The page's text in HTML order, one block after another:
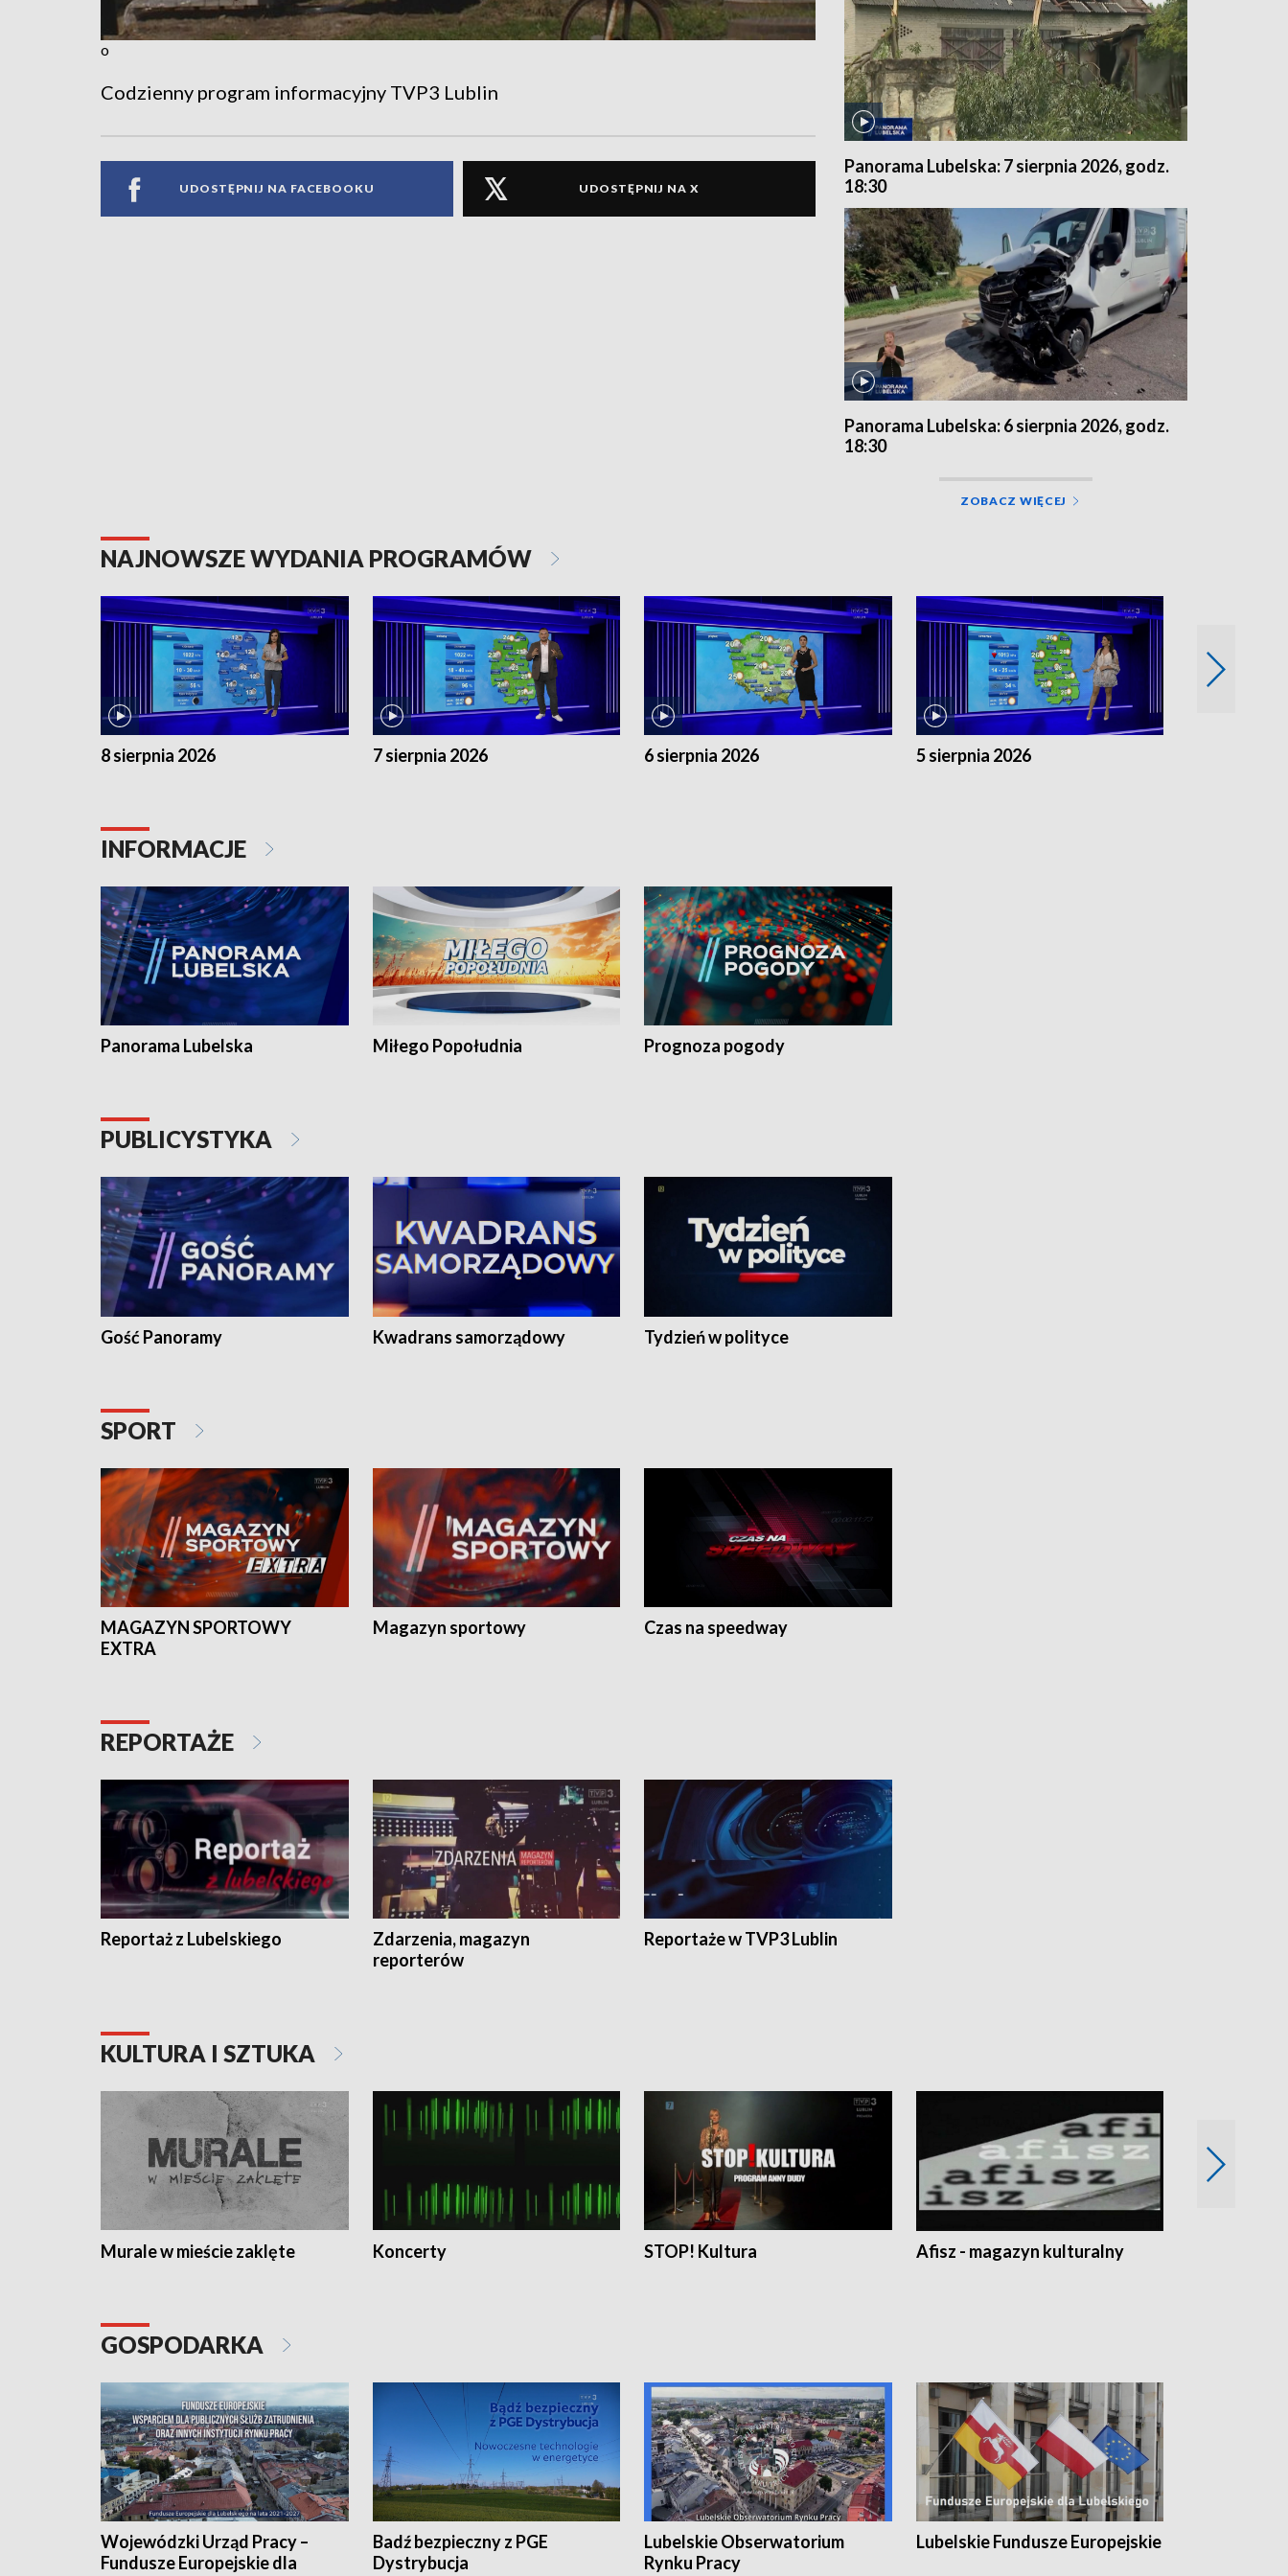
o
Codzienny program informacyjny TVP3 Lublin
UDOSTĘPNIJ NA FACEBOOKU UDOSTĘPNIJ NA X
Panorama Lubelska: 7 sierpnia 2026, godz.
18:30
Panorama Lubelska: 6 sierpnia 2026, godz.
18:30
ZOBACZ WIĘCEJ
NAJNOWSZE WYDANIA PROGRAMÓW
8 sierpnia 2026 7 sierpnia 2026 6 sierpnia 2026 5 sierpnia 2026
INFORMACJE
Panorama Lubelska Miłego Popołudnia Prognoza pogody
PUBLICYSTYKA
Gość Panoramy Kwadrans samorządowy Tydzień w polityce
SPORT
MAGAZYN SPORTOWY
EXTRA
Magazyn sportowy Czas na speedway
REPORTAŻE
Reportaż z Lubelskiego
Zdarzenia, magazyn
reporterów
Reportaże w TVP3 Lublin
KULTURA I SZTUKA
Murale w mieście zaklęte Koncerty STOP! Kultura Afisz - magazyn kulturalny
GOSPODARKA
Wojewódzki Urząd Pracy –
Fundusze Europejskie dla
Badź bezpieczny z PGE
Dystrybucja
Lubelskie Obserwatorium
Rynku Pracy
Lubelskie Fundusze Europejskie